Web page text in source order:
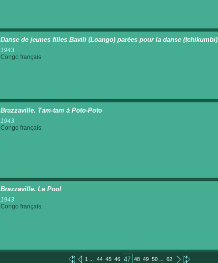
Danse de jeunes filles Bavili (Loango) parées pour la danse (tchikumbi)
1943
Congo français
Brazzaville. Tam-tam à Poto-Poto
1943
Congo français
Brazzaville. Le Pool
1943
Congo français
1 ... 44 45 46 47 48 49 50 ... 62